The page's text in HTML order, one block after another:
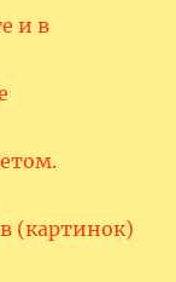
и в
(картинок)